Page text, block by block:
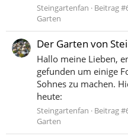
Steingartenfan Beitrag
Garten
Der Garten von
Hallo meine Lieben,
gefunden um einige
Sohnes zu machen.
heute:
Steingartenfan Beitrag
Garten